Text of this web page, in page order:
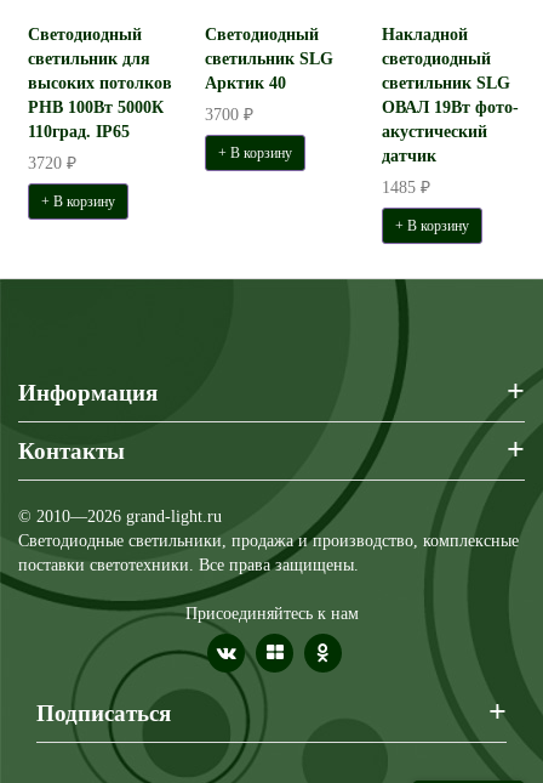
Светодиодный
светильник для
высоких потолков
PHB 100Вт 5000К
110град. IP65
3720 ₽
+ В корзину
Светодиодный
светильник SLG
Арктик 40
3700 ₽
+ В корзину
Накладной
светодиодный
светильник SLG
ОВАЛ 19Вт фото-
акустический
датчик
1485 ₽
+ В корзину
Информация +
Контакты +
© 2010—2026 grand-light.ru
Светодиодные светильники, продажа и производство, комплексные
поставки светотехники. Все права защищены.
Присоединяйтесь к нам
Подписаться +